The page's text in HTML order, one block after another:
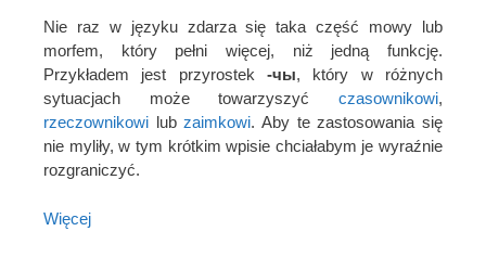
Nie raz w języku zdarza się taka część mowy lub
morfem, który pełni więcej, niż jedną funkcję.
Przykładem jest przyrostek -чы, który w różnych
sytuacjach może towarzyszyć czasownikowi,
rzeczownikowi lubzaimkowi. Aby te zastosowania się
nie myliły, w tym krótkim wpisie chciałabym je wyraźnie
rozgraniczyć.
Więcej